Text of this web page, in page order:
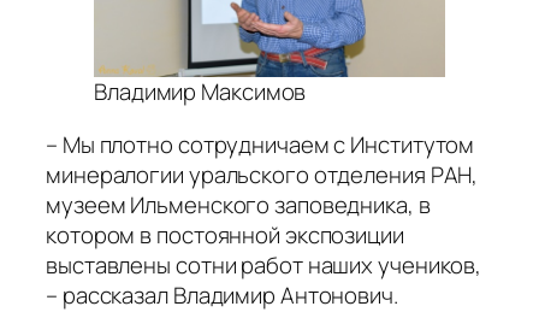
Владимир Максимов
– Мы плотно сотрудничаем с Институтом
минералогии уральского отделения РАН,
музеем Ильменского заповедника, в
котором в постоянной экспозиции
выставлены сотни работ наших учеников,
– рассказал Владимир Антонович.